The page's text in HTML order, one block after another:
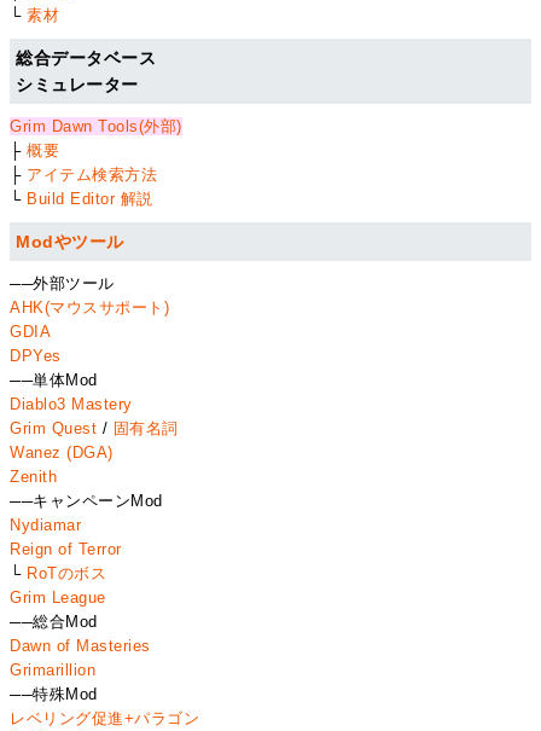
└素材
総合データベース
シミュレーター
Grim Dawn Tools(外部)
├概要
├ アイテム検索方法
└ Build Editor 解説
Modやツール
──外部ツール
AHK(マウスサポート)
GDIA
DPYes
──単体Mod
Diablo3 Mastery
Grim Quest / 固有名詞
Wanez (DGA)
Zenith
──キャンペーンMod
Nydiamar
Reign of Terror
└ RoTのボス
Grim League
──総合Mod
Dawn of Masteries
Grimarillion
──特殊Mod
レベリング促進+パラゴン